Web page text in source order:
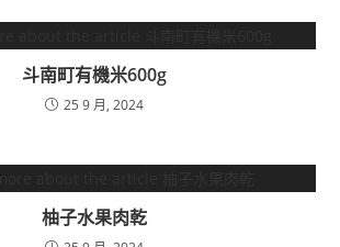
斗南町有機米600g
25 9 月, 2024
柚子水果肉乾